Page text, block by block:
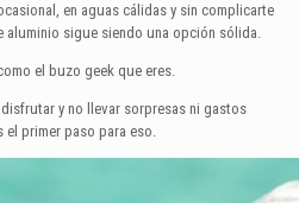
en aguas cálidas y sin complicarte
sigue siendo una opción sólida.
el buzo geek que eres.
y no llevar sorpresas ni gastos
el primer paso para eso.